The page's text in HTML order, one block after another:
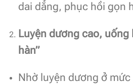
dai dẳng, phục hồi gọn
Luyện dương cao, uống
hàn”
Nhờ luyện dương ở